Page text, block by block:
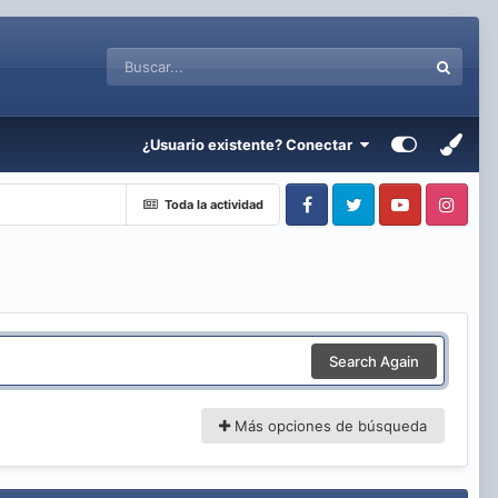
¿Usuario existente? Conectar
Toda la actividad
FacebookTwitter Youtube Instagram
Search Again
Más opciones de búsqueda